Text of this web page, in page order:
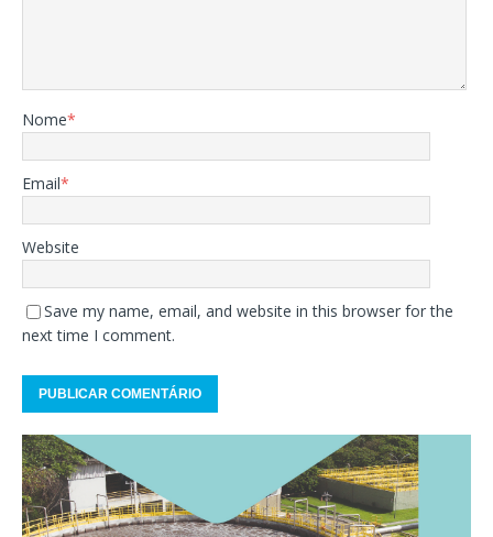
Nome*
Email*
Website
Save my name, email, and website in this browser for the
next time I comment.